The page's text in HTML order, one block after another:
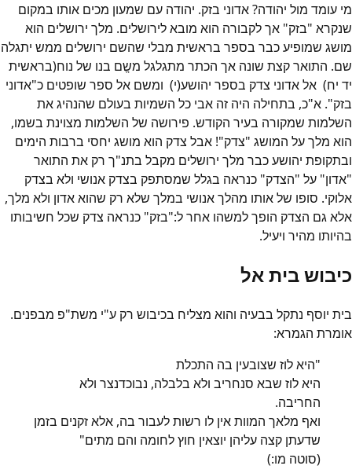
מי עומד מול יהודה? אדוני בזק. יהודה עם שמעון מכים אותו במקום
שנקרא "בזק" אך לקבורה הוא מובא לירושלים. מלך ירושלים הוא
מושג שמופיע כבר בספר בראשית מבלי שהשם ירושלים ממש יתגלה
שם. התואר קצת שונה אך הכתר מתגלגל משֱם בנו של נוח(בראשית
יד יח) אל אדוני צדק בספר יהושע(י) ומשם אל ספר שופטים כ"אדוני
בזק". א"כ, בתחילה היה זה אבי כל השמיות בעולם שהנהיג את
השלמות שמקורה בעיר הקודש. פירושה של השלמות מצוינת בשמו,
הוא מלך על המושג "צדק"! אבל צדק הוא מושג יחסי ברבות הימים
ובתקופת יהושע כבר מלך ירושלים מקבל בתנ"ך רק את התואר
"אדון" על "הצדק" כנראה בגלל שמסתפק בצדק אנושי ולא בצדק
אלוקי. סופו של אותו מהלך אנושי במלך שלא רק שהוא אדון ולא מלך,
אלא גם הצדק הופך למשהו אחר ל:"בזק" כנראה צדק שכל חשיבותו
בהיותו מהיר ויעיל.
כיבוש בית אל
בית יוסף נתקל בבעיה והוא מצליח בכיבוש רק ע"י משת"פ מבפנים.
אומרת הגמרא:
"היא לוז שצובעין בה התכלת
היא לוז שבא סנחריב ולא בלבלה, נבוכדנצר ולא
החריבה.
ואף מלאך המוות אין לו רשות לעבור בה, אלא זקנים בזמן
שדעתן קצה עליהן יוצאין חוץ לחומה והם מתים"
(סוטה מו:)